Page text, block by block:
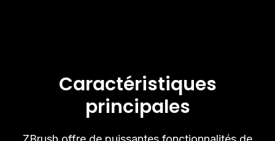
Caractéristiques
principales